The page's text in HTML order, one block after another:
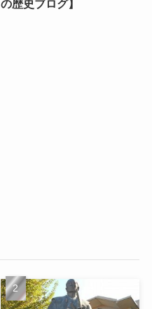
の歴史ブログ】